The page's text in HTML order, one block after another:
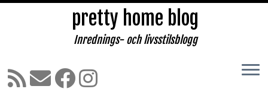
Hoppa
till
pretty home blog
Inrednings- och livsstilsblogg
Hem » MODE, SKÖNHET & SHOPPING